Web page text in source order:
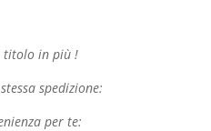
titolo in più !
spedizione:
per te: